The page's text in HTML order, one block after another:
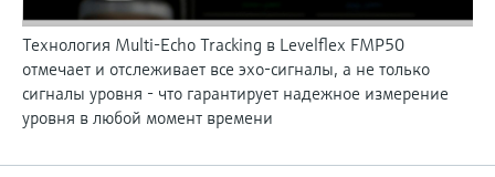
Технология Multi-Echo Tracking в Levelflex FMP50
отмечает и отслеживает все эхо-сигналы, а не только
сигналы уровня - что гарантирует надежное измерение
уровня в любой момент времени